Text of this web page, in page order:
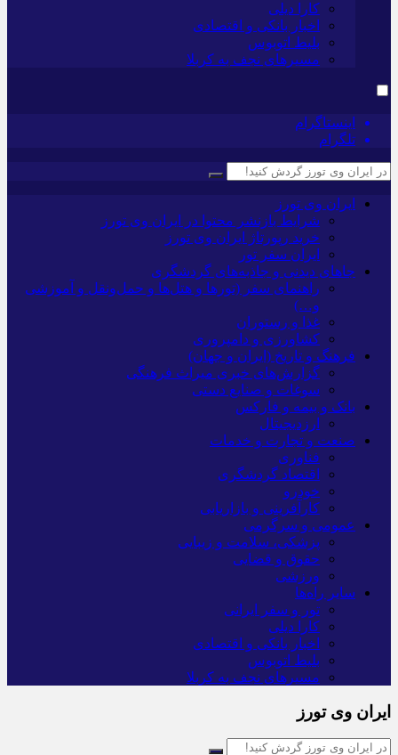
کارا دیلی
اخبار بانکی و اقتصادی
بلیط اتوبوس
مسیرهای نجف به کربلا
اینستاگرام
تلگرام
ایران وی تورز
شرایط بازنشر محتوا در ایران وی تورز
خرید رپورتاژ ایران وی تورز
ایران سفر تور
جاهای دیدنی و جاذبه‌های گردشگری
راهنمای سفر (تورها و هتل‌ها و حمل‌و‌نقل و آموزشی
و…)
غذا و رستوران
کشاورزی و دامپروری
فرهنگ و تاریخ (ایران و جهان)
گزارش‌های خبری میراث فرهنگی
سوغات و صنایع دستی
بانک و بیمه و فارکس
ارزدیجیتال
صنعت و تجارت و خدمات
فناوری
اقتصاد گردشگری
خودرو
کارآفرینی و بازاریابی
عمومی و سرگرمی
پزشکی، سلامت و زیبایی
حقوق و قضایی
ورزشی
سایر راه‌ها
تور و سفر ایرانی
کارا دیلی
اخبار بانکی و اقتصادی
بلیط اتوبوس
مسیرهای نجف به کربلا
ایران وی تورز